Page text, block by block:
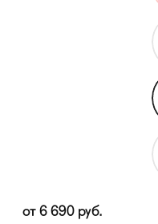
от 6 690 руб.